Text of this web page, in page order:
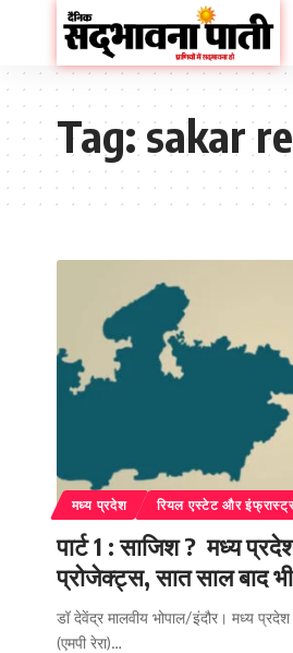
Tag:sakar
मध्य प्रदेश रियल एस्टेट और
पार्ट 1 : साजिश ? मध्य
प्रोजेक्ट्स, सात साल बाद
डॉ देवेंद्र मालवीय भोपाल/इंदौर। मध्य
(एमपी रेरा)…